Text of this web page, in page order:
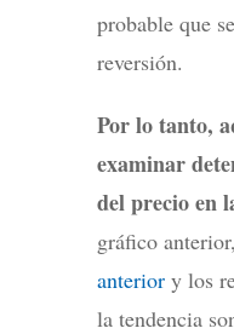
probable que
reversión.
Por lo tanto,
examinar
del precio en
gráfico
anterior y los
la tendencia